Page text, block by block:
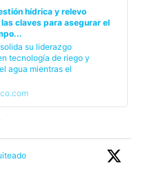
hídrica y relevo
claves para asegurar el
su liderazgo
tecnología de riego y
agua mientras el